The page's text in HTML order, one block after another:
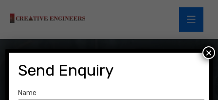
Send Enquiry
Name
×